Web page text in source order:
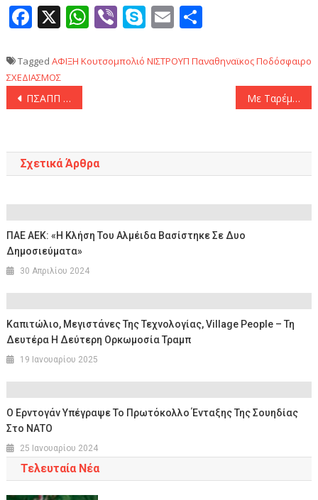
Facebook
X WhatsApp
ViberSkype
Email
Tagged ΑΦΙΞΗ Κουτσομπολιό ΝΙΣΤΡΟΥΠ ΠαναθηναϊκοςΠοδόσφαιρο
ΣΧΕΔΙΑΣΜΟΣ
Πλοήγηση
ΠΣΑΠΠ για τον Μάριο Οικονόμου: «Θρηνούμε και δεν υπάρχουν λέξεις για να περιγράψουν αυτήν την τραγωδία» Mε Ταρέμι το Ιράν στο Παγκόσμιο Κύπελλο
Σχετικά Άρθρα
ΠΑΕ ΑΕΚ: «Η Κλήση Του Αλμέιδα Βασίστηκε Σε Δυο
Δημοσιεύματα»
30 Απριλίου 2024
Καπιτώλιο, Μεγιστάνες Της Τεχνολογίας, Village People – Τη
Δευτέρα Η Δεύτερη Ορκωμοσία Τραμπ
19 Ιανουαρίου 2025
Ο Ερντογάν Υπέγραψε Το Πρωτόκολλο Ένταξης Της Σουηδίας
Στο ΝΑΤΟ
25 Ιανουαρίου 2024
Τελευταία Νέα